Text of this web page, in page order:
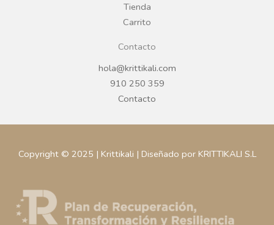
Tienda
Carrito
Contacto
hola@krittikali.com
910 250 359
Contacto
Copyright © 2025 | Krittikali | Diseñado por KRITTIKALI S.L